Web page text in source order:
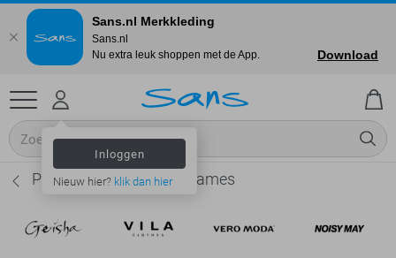
Inloggen
Nieuw hier? klik dan hier
Pieces Spijkerrokken - Dames
Sans.nl Merkkleding
Sans.nl
Nu extra leuk shoppen met de App.
Download